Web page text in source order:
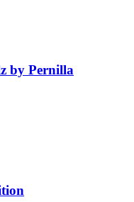
by Pernilla